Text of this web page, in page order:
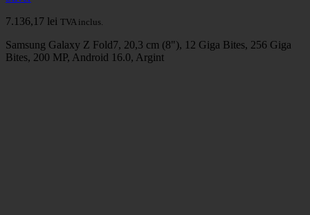
7.136,17 lei TVA inclus.
Samsung Galaxy Z Fold7, 20,3 cm (8"), 12 Giga Bites, 256 Giga
Bites, 200 MP, Android 16.0, Argint